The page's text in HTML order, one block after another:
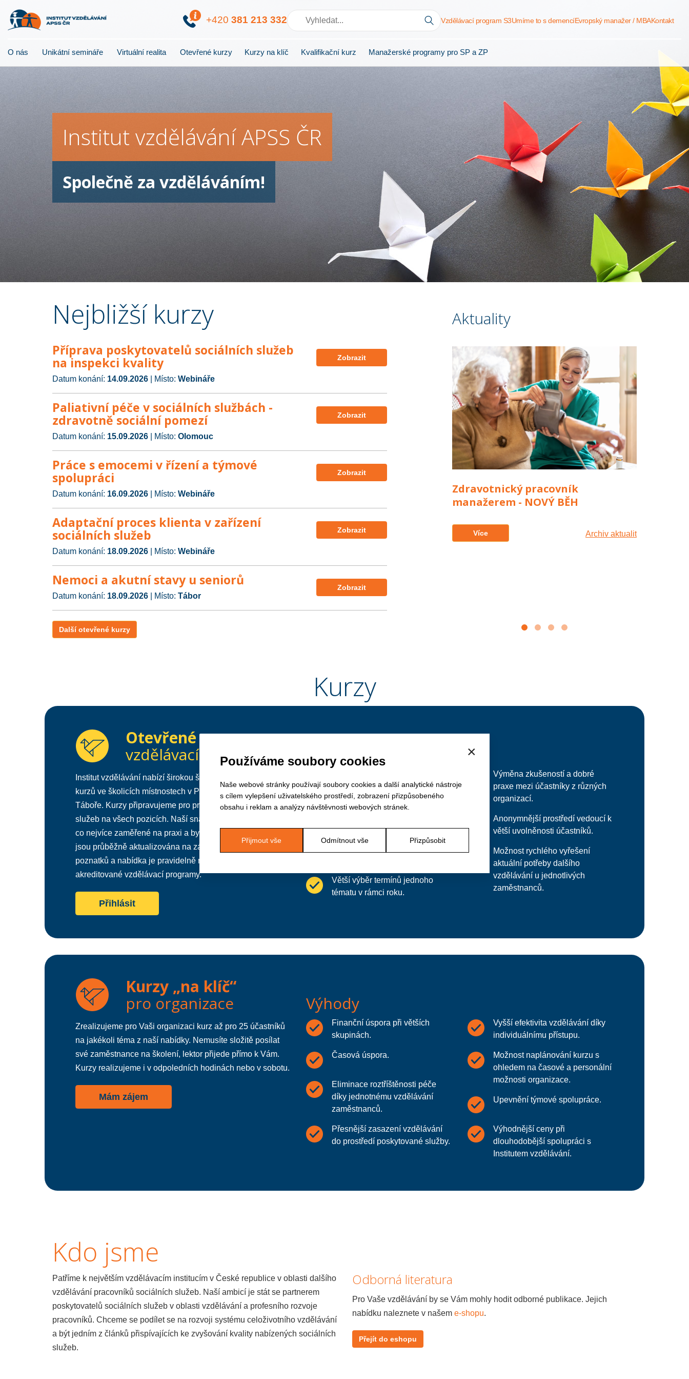
×
Používáme soubory cookies
Naše webové stránky používají soubory cookies a další analytické nástroje
s cílem vylepšení uživatelského prostředí, zobrazení přizpůsobeného
obsahu i reklam a analýzy návštěvnosti webových stránek.
Přijmout vše Odmítnout vše Přizpůsobit
+420 381 213 332 Vzdělávací program S3Umíme to s demencíEvropský manažer / MBAKontakt
O nás Unikátní semináře Virtuální realita Otevřené kurzy Kurzy na klíč Kvalifikační kurz Manažerské programy pro SP a ZP
Institut vzdělávání APSS ČR
Společně za vzděláváním!
Nejbližší kurzy
Příprava poskytovatelů sociálních služeb
na inspekci kvality
Datum konání: 14.09.2026 | Místo: Webináře
Zobrazit
Paliativní péče v sociálních službách -
zdravotně sociální pomezí
Datum konání: 15.09.2026 | Místo: Olomouc
Zobrazit
Práce s emocemi v řízení a týmové
spolupráci
Datum konání: 16.09.2026 | Místo: Webináře
Zobrazit
Adaptační proces klienta v zařízení
sociálních služeb
Datum konání: 18.09.2026 | Místo: Webináře
Zobrazit
Nemoci a akutní stavy u seniorů
Datum konání: 18.09.2026 | Místo: Tábor
Zobrazit
Další otevřené kurzy
Aktuality
Zdravotnický pracovník
manažerem - NOVÝ BĚH
Více Archiv aktualit
Kurzy
Otevřené
vzdělávací kurzy
Institut vzdělávání nabízí širokou škálu akreditovaných
kurzů ve školicích místnostech v Praze, Brně, Ostravě a
Táboře. Kurzy připravujeme pro pracovníky sociálních
služeb na všech pozicích. Naší snahou je, aby kurzy byly
co nejvíce zaměřené na praxi a byly interaktivní. Témata
jsou průběžně aktualizována na základě nejnovějších
poznatků a nabídka je pravidelně rozšiřována o nově
akreditované vzdělávací programy.
Přihlásit
Výhody
pro členy APSS ČR a členy
profesních svazů).
Větší výběr termínů jednoho
tématu v rámci roku.
Výměna zkušeností a dobré
praxe mezi účastníky z různých
organizací.
Anonymnější prostředí vedoucí k
větší uvolněnosti účastníků.
Možnost rychlého vyřešení
aktuální potřeby dalšího
vzdělávání u jednotlivých
zaměstnanců.
Kurzy „na klíč“
pro organizace
Zrealizujeme pro Vaši organizaci kurz až pro 25 účastníků
na jakékoli téma z naší nabídky. Nemusíte složitě posílat
své zaměstnance na školení, lektor přijede přímo k Vám.
Kurzy realizujeme i v odpoledních hodinách nebo v sobotu.
Mám zájem
Výhody
Finanční úspora při větších
skupinách.
Časová úspora.
Eliminace roztříštěnosti péče
díky jednotnému vzdělávání
zaměstnanců.
Přesnější zasazení vzdělávání
do prostředí poskytované služby.
Vyšší efektivita vzdělávání díky
individuálnímu přístupu.
Možnost naplánování kurzu s
ohledem na časové a personální
možnosti organizace.
Upevnění týmové spolupráce.
Výhodnější ceny při
dlouhodobější spolupráci s
Institutem vzdělávání.
Kdo jsme
Patříme k největším vzdělávacím institucím v České republice v oblasti dalšího
vzdělávání pracovníků sociálních služeb. Naší ambicí je stát se partnerem
poskytovatelů sociálních služeb v oblasti vzdělávání a profesního rozvoje
pracovníků. Chceme se podílet se na rozvoji systému celoživotního vzdělávání
a být jedním z článků přispívajících ke zvyšování kvality nabízených sociálních
služeb.
Odborná literatura
Pro Vaše vzdělávání by se Vám mohly hodit odborné publikace. Jejich
nabídku naleznete v našem e-shopu.
Přejít do eshopu